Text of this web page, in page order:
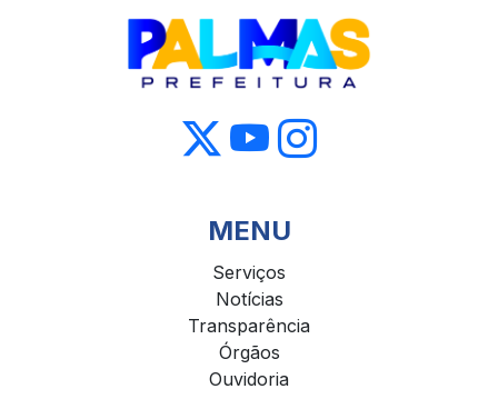
MENU
Serviços
Notícias
Transparência
Órgãos
Ouvidoria